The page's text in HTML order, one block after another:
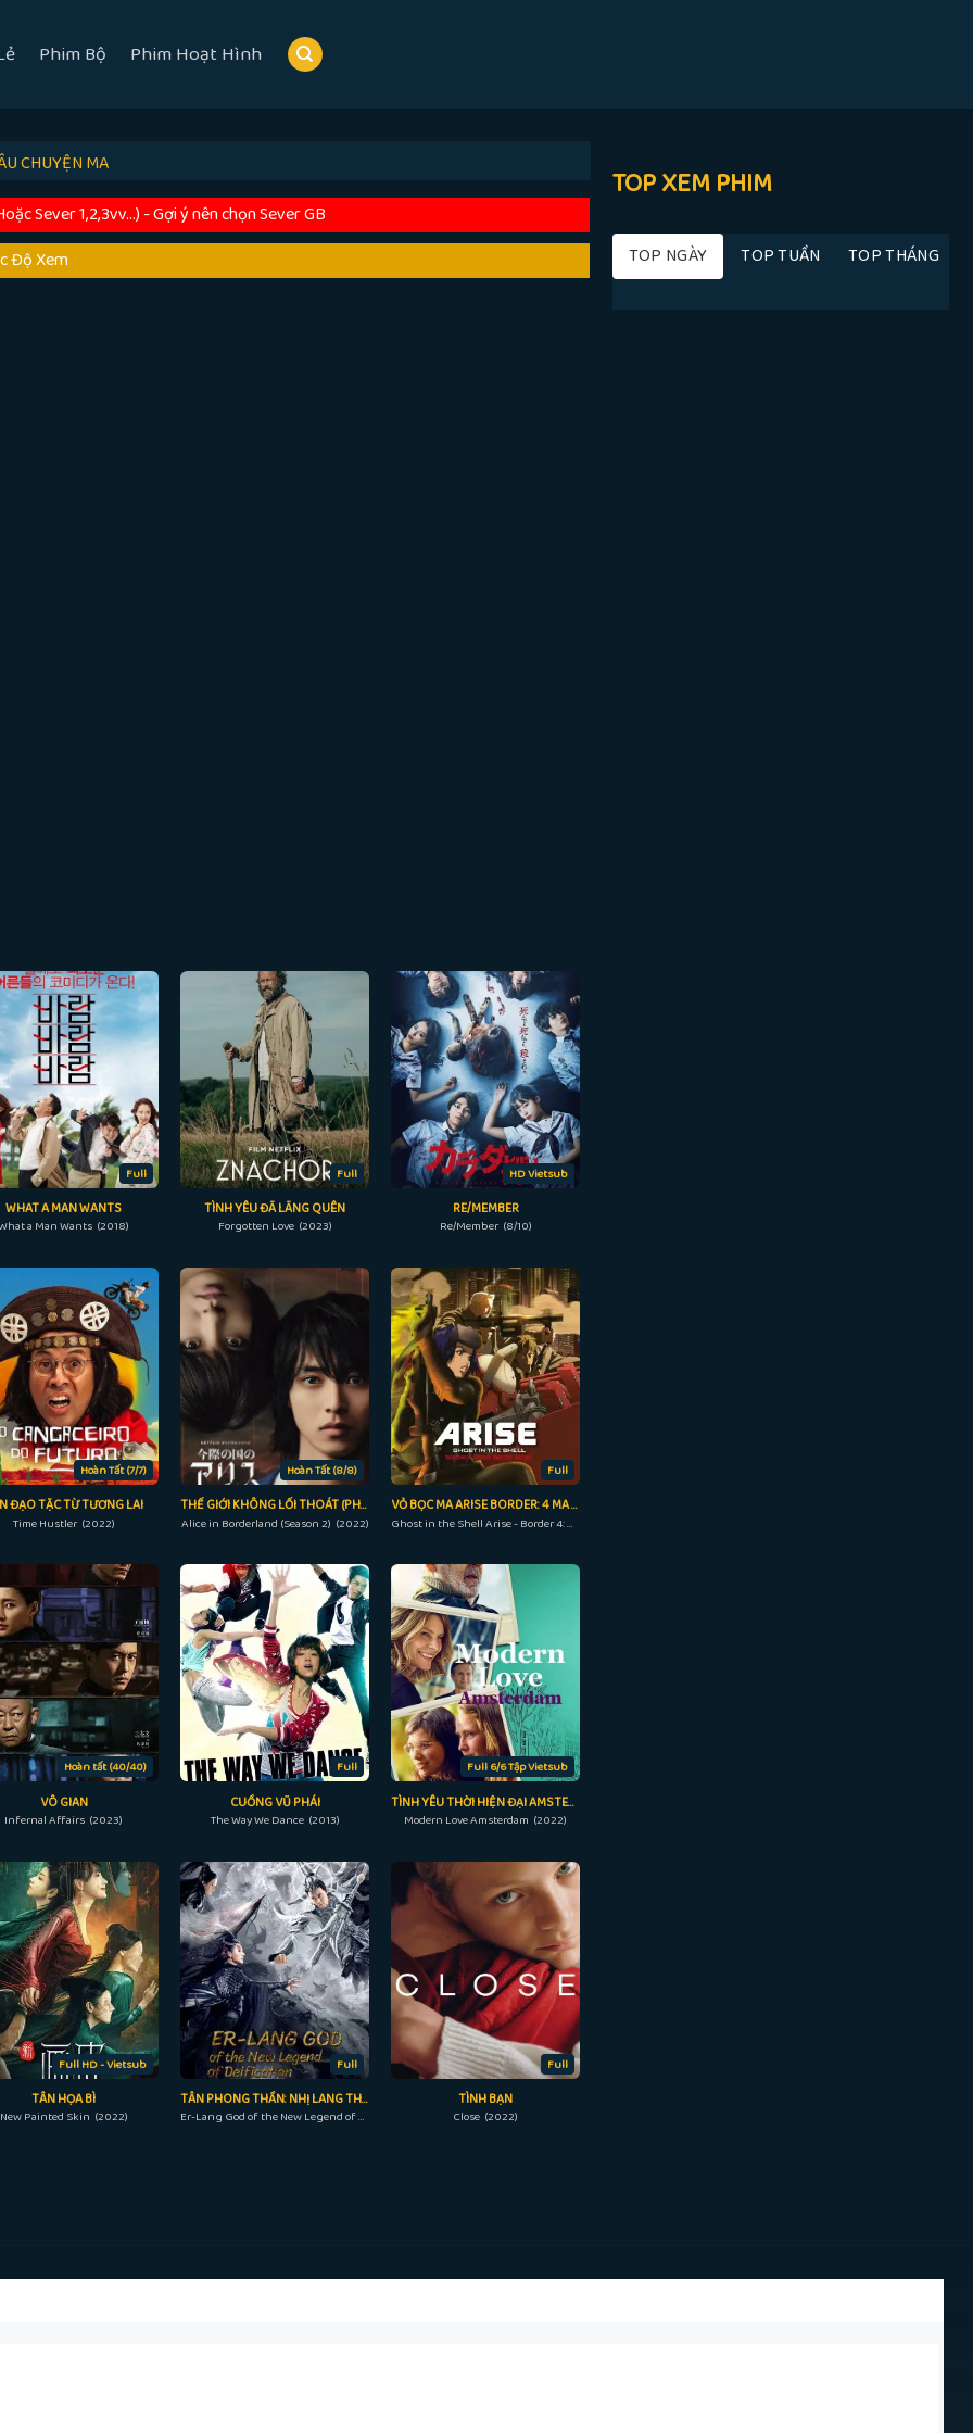
Phim Bộ Phim Hoạt Hình
CHUYỆN MA
Sever 1,2,3vv...) - Gợi ý nên chọn Sever GB
Độ Xem
Full
WHAT A MAN WANTS
a Man Wants (2018)
Full
TÌNH YÊU ĐÃ LÃNG QUÊN
Forgotten Love (2023)
HD Vietsub
RE/MEMBER
Re/Member (8/10)
Hoàn Tất (7/7)
ĐẠO TẶC TỪ TƯƠNG LAI
Time Hustler (2022)
Hoàn Tất (8/8)
THẾ GIỚI KHÔNG LỐI THOÁT (PHẦN 2)
Alice in Borderland (Season 2) (2022)
Full
VỎ BỌC MA ARISE BORDER: 4 MA ĐƠN ĐỘC
Ghost in the Shell Arise - Border 4: Ghost Stands Alone (2014)
Hoàn tất (40/40)
VÔ GIAN
Infernal Affairs (2023)
Full
CUỒNG VŨ PHÁI
The Way We Dance (2013)
Full 6/6 Tập Vietsub
TÌNH YÊU THỜI HIỆN ĐẠI AMSTERDAM
Modern Love Amsterdam (2022)
Full HD - Vietsub
TÂN HỌA BÌ
New Painted Skin (2022)
Full
TÂN PHONG THẦN: NHỊ LANG THẦN
Er-Lang God of the New Legend of Deification (2023)
Full
TÌNH BẠN
Close (2022)
TOP XEM PHIM
TOP NGÀY TOP TUẦN TOP THÁNG